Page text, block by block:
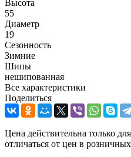
Высота
55
Диаметр
19
Сезонность
Зимние
Шипы
нешипованная
Все характеристики
Поделиться
Цена действительна только
отличаться от цен в